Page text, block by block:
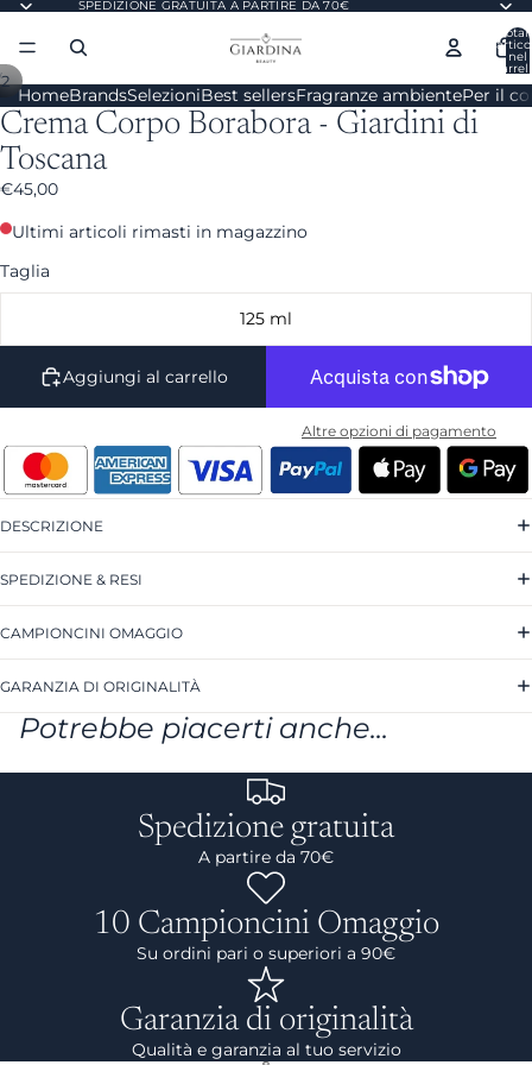
SPEDIZIONE GRATUITA A PARTIRE DA 70€
nel
HomeBrandsSelezioniBest sellersFragranze ambientePer il
2
Crema Corpo Borabora - Giardini di
Toscana
€45,00
Ultimi articoli rimasti in magazzino
Taglia
125 ml
Aggiungi al carrello
Altre opzioni di pagamento
DESCRIZIONE
SPEDIZIONE & RESI
CAMPIONCINI OMAGGIO
GARANZIA DI ORIGINALITÀ
Potrebbe piacerti anche...
Spedizione gratuita
A partire da 70€
10 Campioncini Omaggio
Su ordini pari o superiori a 90€
Garanzia di originalità
Qualità e garanzia al tuo servizio